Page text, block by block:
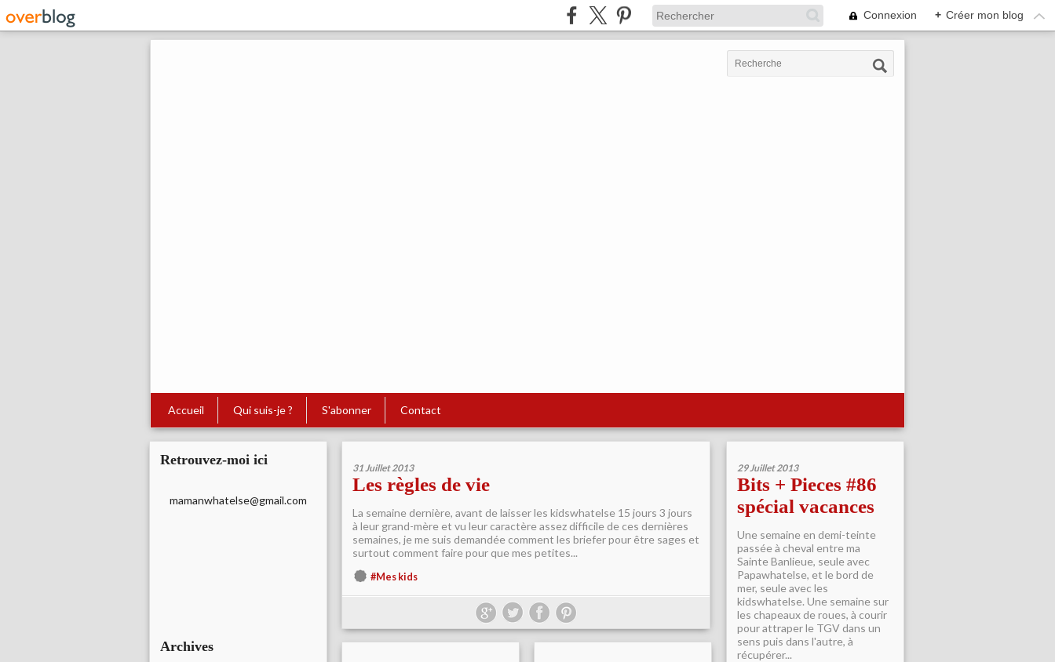
Connexion + Créer mon blog
Accueil Qui suis-je ? S'abonner Contact
Retrouvez-moi ici
mamanwhatelse@gmail.com
Archives
31 Juillet 2013
Les règles de vie
La semaine dernière, avant de laisser les kidswhatelse 15 jours 3 jours
à leur grand-mère et vu leur caractère assez difficile de ces dernières
semaines, je me suis demandée comment les briefer pour être sages et
surtout comment faire pour que mes petites...
#Mes kids
29 Juillet 2013
Bits + Pieces #86
spécial vacances
Une semaine en demi-teinte
passée à cheval entre ma
Sainte Banlieue, seule avec
Papawhatelse, et le bord de
mer, seule avec les
kidswhatelse. Une semaine sur
les chapeaux de roues, à courir
pour attraper le TGV dans un
sens puis dans l'autre, à
récupérer...